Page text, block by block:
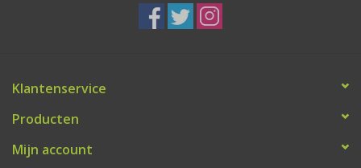
Klantenservice
Producten
Mijn account